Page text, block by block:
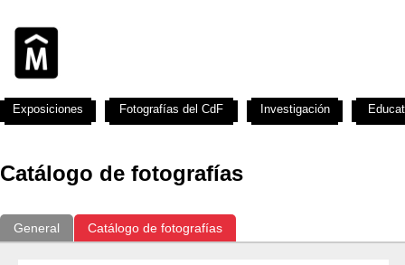
Catálogo de fotografías
General Catálogo de fotografías
Exposiciones Fotografías del CdF Investigación